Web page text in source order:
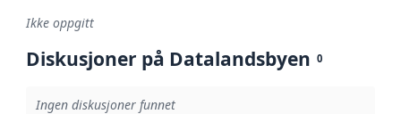
Ikke oppgitt
Diskusjoner på Datalandsbyen 0
Ingen diskusjoner funnet